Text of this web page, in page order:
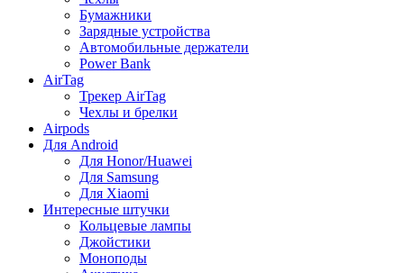
Бумажники
Зарядные устройства
Автомобильные держатели
Power Bank
AirTag
Трекер AirTag
Чехлы и брелки
Airpods
Для Android
Для Honor/Huawei
Для Samsung
Для Xiaomi
Интересные штучки
Кольцевые лампы
Джойстики
Моноподы